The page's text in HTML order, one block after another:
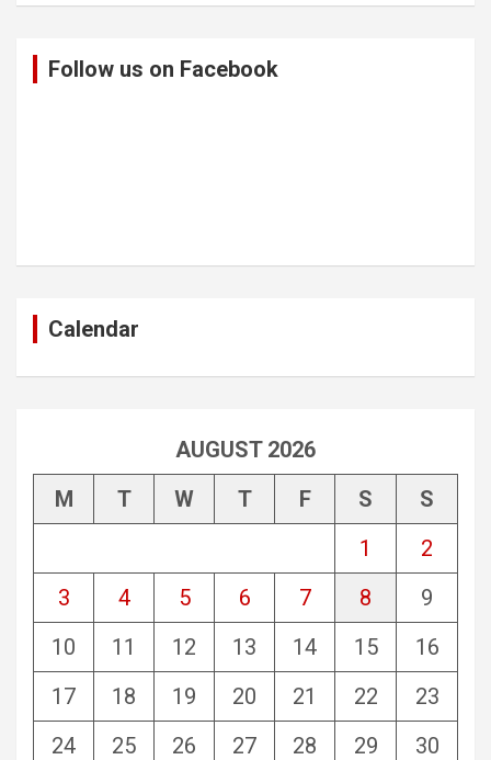
Follow us on Facebook
Calendar
AUGUST 2026
M
T W T F S
S
1
2
3
4 5 6 7 8
9
10
11 12 13 14 15
16
17
18 19 20 21 22
23
24
25 26 27 28 29
30